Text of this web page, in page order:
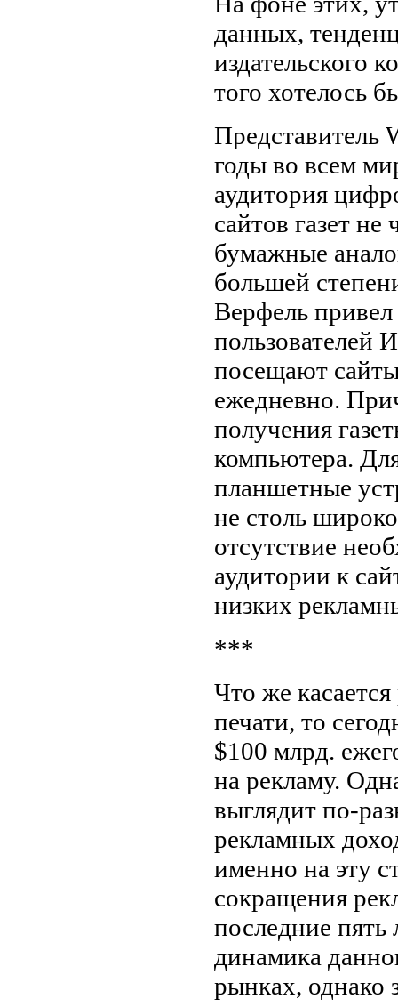
данных,
издательского
того хотелось
Представитель
годы во всем
аудитория
сайтов газет
бумажные
большей
Верфель
пользователей
посещают
ежедневно.
получения
компьютера.
планшетные
не столь
отсутствие
аудитории к
низких
***
Что же
печати, то
$100 млрд.
на рекламу.
выглядит по-
рекламных
именно на эту
сокращения
последние пять
динамика
рынках, однако